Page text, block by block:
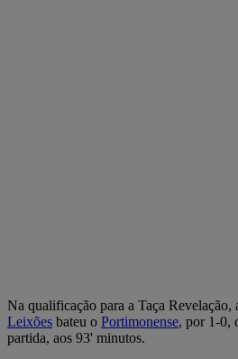
Na qualificação para a Taça Revelação,
Leixões bateu o Portimonense, por 1-0,
partida, aos 93' minutos.